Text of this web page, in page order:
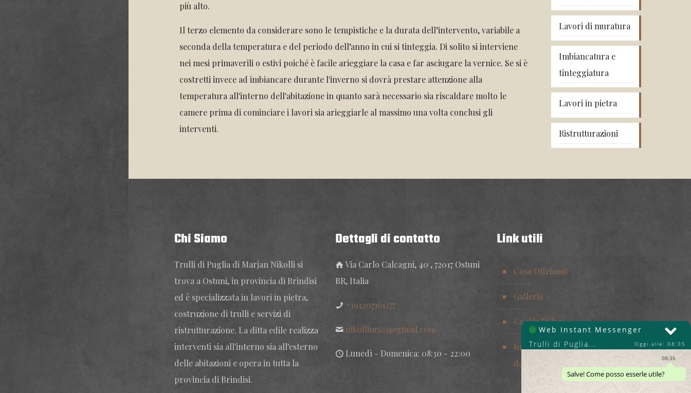
più alto.
Il terzo elemento da considerare sono le tempistiche e la durata dell’intervento, variabile a
seconda della temperatura e del periodo dell’anno in cui si tinteggia. Di solito si interviene
nei mesi primaverili o estivi poiché è facile arieggiare la casa e far asciugare la vernice. Se si è
costretti invece ad imbiancare durante l'inverno si dovrà prestare attenzione alla
temperatura all'interno dell'abitazione in quanto sarà necessario sia riscaldare molto le
camere prima di cominciare i lavori sia arieggiarle al massimo una volta conclusi gli
interventi.
Lavori di muratura
Imbiancatura e
tinteggiatura
Lavori in pietra
Ristrutturazioni
Chi Siamo
Trulli di Puglia di Marjan Nikolli si
trova a Ostuni, in provincia di Brindisi
ed è specializzata in lavori in pietra,
costruzione di trulli e servizi di
ristrutturazione. La ditta edile realizza
interventi sia all'interno sia all'esterno
delle abitazioni e opera in tutta la
provincia di Brindisi.
Dettagli di contatto
Via Carlo Calcagni, 40 , 72017 Ostuni
BR, Italia
+393207161277
nikollim503@gmail.com
Lunedì - Domenica: 08:30 - 22:00
Link utili
Cosa Offriamo
Galleria
Cookie Policy
Informativa sul trattamento dei
dati personali